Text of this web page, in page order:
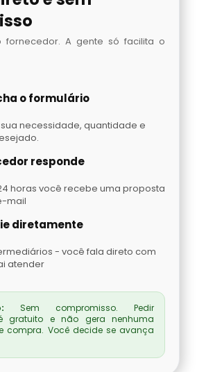
Brindes
Café
Massas
Peças Automotivas
Pó
Empacotadoras
Máquina Seladora
A gente só facilita o
o formulário
necessidade, quantidade e
responde
horas você recebe uma proposta
mail
diretamente
- você fala direto com
atender
Sem compromisso. Pedir
gratuito e não gera nenhuma
compra. Você decide se avança